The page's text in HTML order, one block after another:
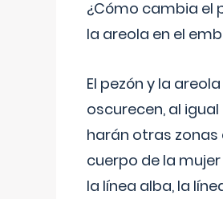
¿Cómo cambia el
la areola en el
El pezón y la
oscurecen, al igual
harán otras zonas
cuerpo de la
la línea alba, la